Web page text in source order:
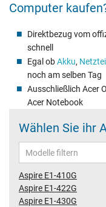
Computer
Direktbezug vom
schnell
Egal obAkku, Netzteil
noch am selben Tag
Ausschließlich Acer
Acer Notebook
Wählen Sie ihr
Aspire E1-410G
Aspire E1-422G
Aspire E1-430G